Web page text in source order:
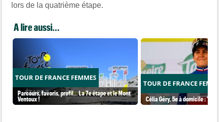
lors de la quatrième étape.
A lire aussi...
TOUR DE FRANCE FEMMES
Parcours, favoris, profil… La 7e étape et le Mont
Ventoux !
TOUR DE FRANCE
Célia Géry, 5e à domicile :